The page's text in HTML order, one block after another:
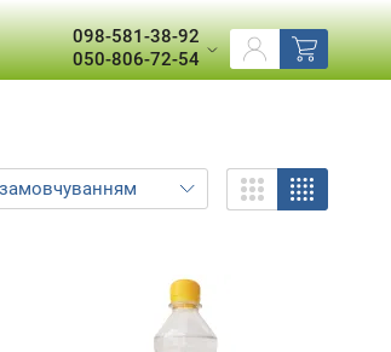
098-581-38-92
050-806-72-54